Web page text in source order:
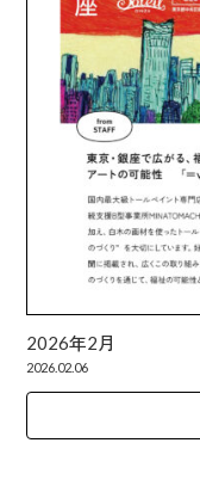
2026年2月
2026.02.06